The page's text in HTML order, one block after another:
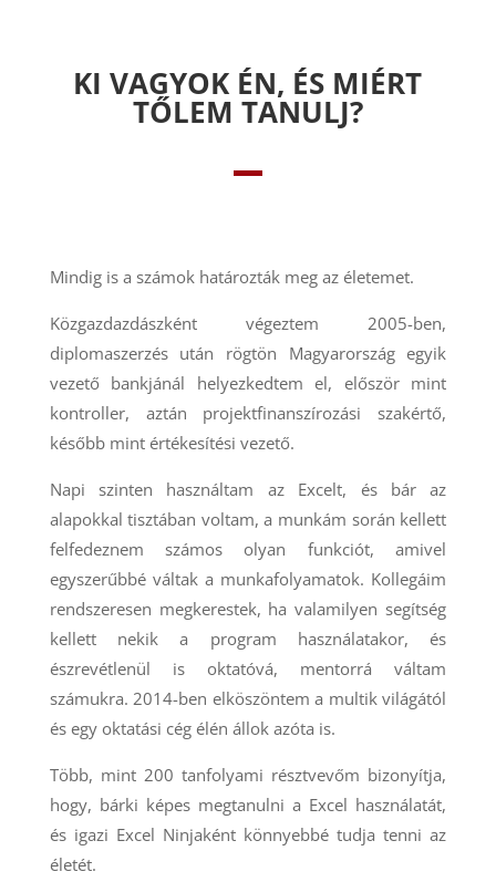
KI VAGYOK ÉN, ÉS MIÉRT
TŐLEM TANULJ?
Mindig is a számok határozták meg az életemet.
Közgazdazdászként végeztem 2005-ben,
diplomaszerzés után rögtön Magyarország egyik
vezető bankjánál helyezkedtem el, először mint
kontroller, aztán projektfinanszírozási szakértő,
később mint értékesítési vezető.
Napi szinten használtam az Excelt, és bár az
alapokkal tisztában voltam, a munkám során kellett
felfedeznem számos olyan funkciót, amivel
egyszerűbbé váltak a munkafolyamatok. Kollegáim
rendszeresen megkerestek, ha valamilyen segítség
kellett nekik a program használatakor, és
észrevétlenül is oktatóvá, mentorrá váltam
számukra. 2014-ben elköszöntem a multik világától
és egy oktatási cég élén állok azóta is.
Több, mint 200 tanfolyami résztvevőm bizonyítja,
hogy, bárki képes megtanulni a Excel használatát,
és igazi Excel Ninjaként könnyebbé tudja tenni az
életét.